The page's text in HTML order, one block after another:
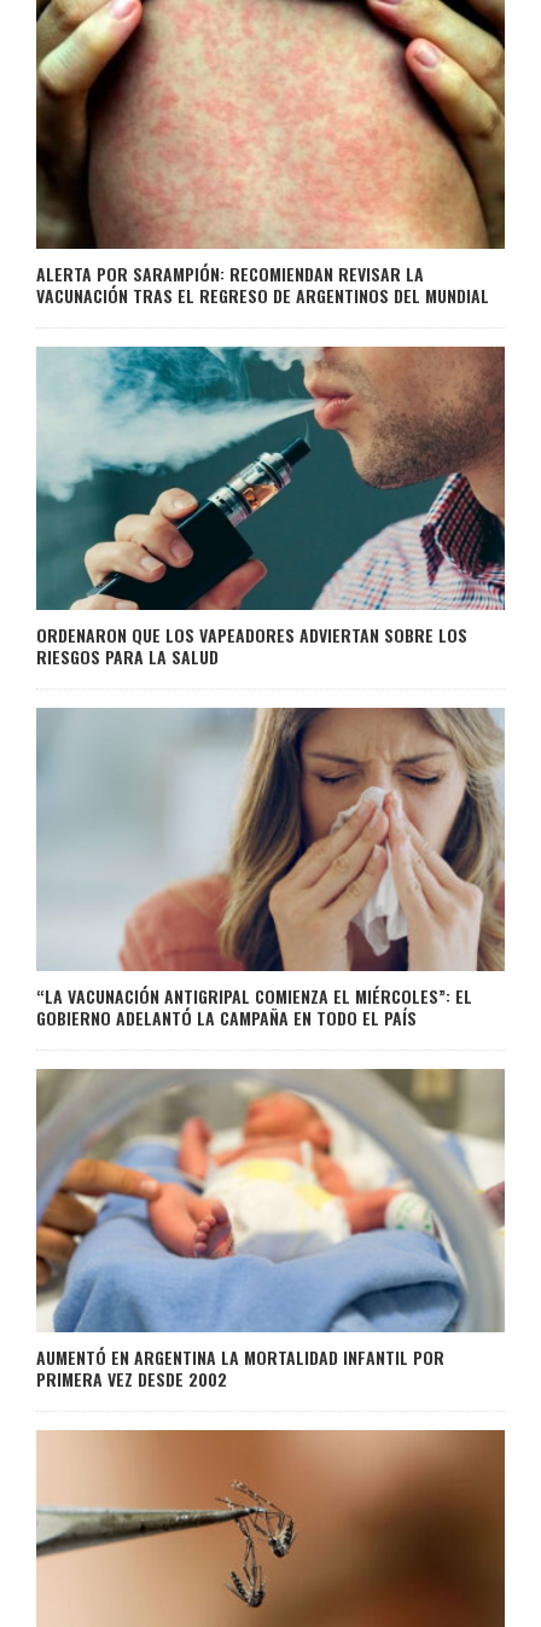
ALERTA POR SARAMPIÓN: RECOMIENDAN REVISAR LA
VACUNACIÓN TRAS EL REGRESO DE ARGENTINOS DEL MUNDIAL
ORDENARON QUE LOS VAPEADORES ADVIERTAN SOBRE LOS
RIESGOS PARA LA SALUD
“LA VACUNACIÓN ANTIGRIPAL COMIENZA EL MIÉRCOLES”: EL
GOBIERNO ADELANTÓ LA CAMPAÑA EN TODO EL PAÍS
AUMENTÓ EN ARGENTINA LA MORTALIDAD INFANTIL POR
PRIMERA VEZ DESDE 2002